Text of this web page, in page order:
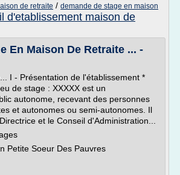
de retraite / demande de stage en maison
d'etablissement maison de
En Maison De Retraite ... -
I - Présentation de l'établissement *
de stage : XXXXX est un
autonome, recevant des personnes
et autonomes ou semi-autonomes. Il
et le Conseil d'Administration...
Petite Soeur Des Pauvres